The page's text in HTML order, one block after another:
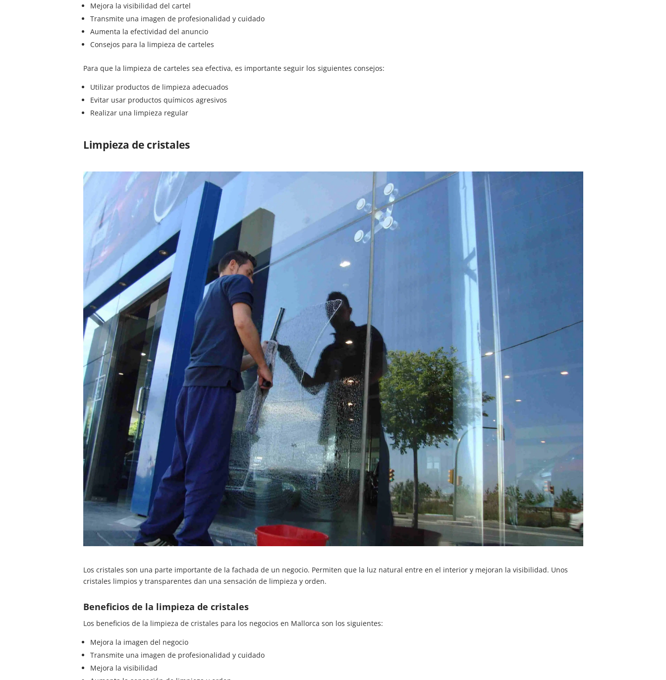
Mejora la visibilidad del cartel
Transmite una imagen de profesionalidad y cuidado
Aumenta la efectividad del anuncio
Consejos para la limpieza de carteles
Para que la limpieza de carteles sea efectiva, es importante seguir los siguientes consejos:
Utilizar productos de limpieza adecuados
Evitar usar productos químicos agresivos
Realizar una limpieza regular
Limpieza de cristales
Los cristales son una parte importante de la fachada de un negocio. Permiten que la luz natural entre en el interior y mejoran la visibilidad. Unos
cristales limpios y transparentes dan una sensación de limpieza y orden.
Beneficios de la limpieza de cristales
Los beneficios de la limpieza de cristales para los negocios en Mallorca son los siguientes:
Mejora la imagen del negocio
Transmite una imagen de profesionalidad y cuidado
Mejora la visibilidad